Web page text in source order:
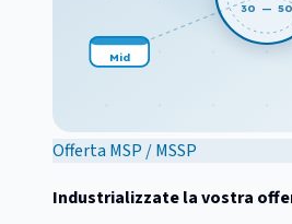
30 — 50
Mid
Offerta MSP / MSSP
Industrializzate la vostra